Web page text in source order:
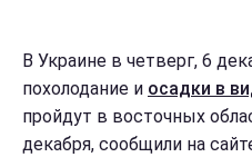
В Украине в четверг, 6
похолодание и осадки в
пройдут в восточных
декабря, сообщили на